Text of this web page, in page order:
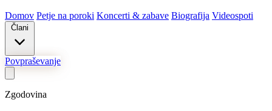
Domov Petje na poroki Koncerti & zabave Biografija Videospoti
Člani
Povpraševanje
Zgodovina